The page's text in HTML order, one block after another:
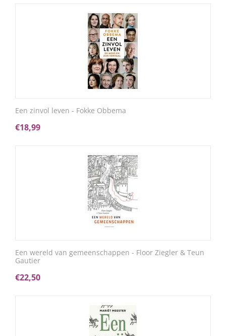
Een zinvol leven - Fokke Obbema
€18,99
Een wereld van gemeenschappen - Floor Ziegler & Teun
Gautier
€22,50